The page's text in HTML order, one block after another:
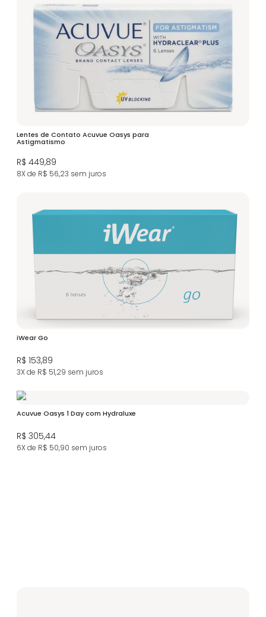
Lentes de Contato Acuvue Oasys para
Astigmatismo
R$ 449,89
8X de R$ 56,23 sem juros
iWear Go
R$ 153,89
3X de R$ 51,29 sem juros
Acuvue Oasys 1 Day com Hydraluxe
R$ 305,44
6X de R$ 50,90 sem juros